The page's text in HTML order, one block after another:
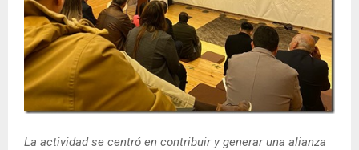
U
La actividad se centró en contribuir y generar una alianza